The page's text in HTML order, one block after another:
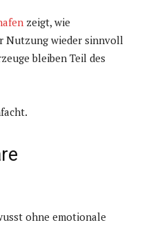
zeigt, wie
Nutzung wieder sinnvoll
bleiben Teil des
ohne emotionale